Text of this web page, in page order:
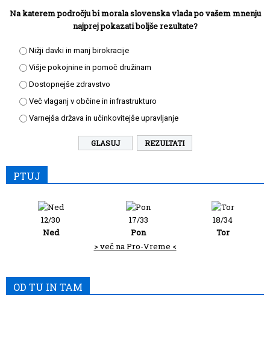
Na katerem področju bi morala slovenska vlada po vašem mnenju
najprej pokazati boljše rezultate?
Nižji davki in manj birokracije
Višje pokojnine in pomoč družinam
Dostopnejše zdravstvo
Več vlaganj v občine in infrastrukturo
Varnejša država in učinkovitejše upravljanje
REZULTATI
PTUJ
12/30
Ned
17/33
Pon
18/34
Tor
> več na Pro-Vreme <
OD TU IN TAM